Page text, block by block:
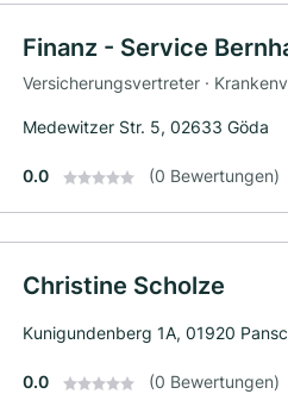
Finanz - Service
Versicherungsvertreter ·
Medewitzer Str. 5, 02633 Göda
0.0 (0 Bewertungen)
Christine Scholze
Kunigundenberg 1A, 01920
0.0 (0 Bewertungen)